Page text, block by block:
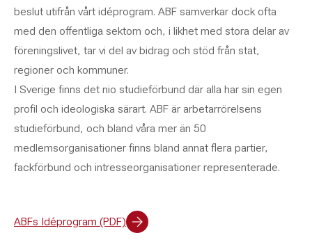
beslut utifrån vårt idéprogram. ABF samverkar dock ofta
med den offentliga sektorn och, i likhet med stora delar av
föreningslivet, tar vi del av bidrag och stöd från stat,
regioner och kommuner.
I Sverige finns det nio studieförbund där alla har sin egen
profil och ideologiska särart. ABF är arbetarrörelsens
studieförbund, och bland våra mer än 50
medlemsorganisationer finns bland annat flera partier,
fackförbund och intresseorganisationer representerade.
ABFs Idéprogram (PDF)